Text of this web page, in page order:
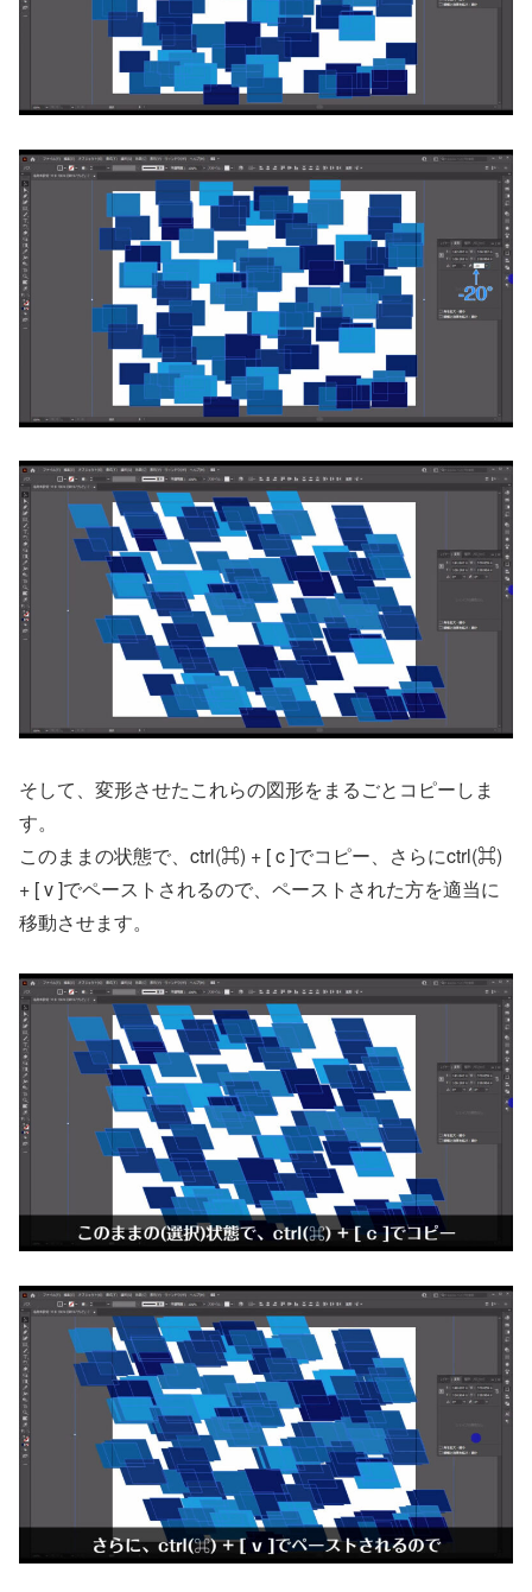
そして、変形させたこれらの図形をまるごとコピーしま
す。
このままの状態で、ctrl(⌘) + [ c ]でコピー、さらにctrl(⌘)
+ [ v ]でペーストされるので、ペーストされた方を適当に
移動させます。